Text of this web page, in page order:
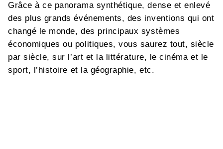
Grâce à ce panorama synthétique, dense et enlevé
des plus grands événements, des inventions qui ont
changé le monde, des principaux systèmes
économiques ou politiques, vous saurez tout, siècle
par siècle, sur l’art et la littérature, le cinéma et le
sport, l’histoire et la géographie, etc.